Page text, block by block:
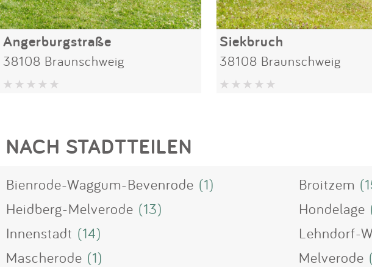
Angerburgstraße
38108 Braunschweig
Siekbruch
38108 Braunschweig
NACH STADTTEILEN
Bienrode-Waggum-Bevenrode (1) Broitzem
Heidberg-Melverode (13) Hondelage
Innenstadt (14) Lehndorf-
Mascherode (1) Melverode